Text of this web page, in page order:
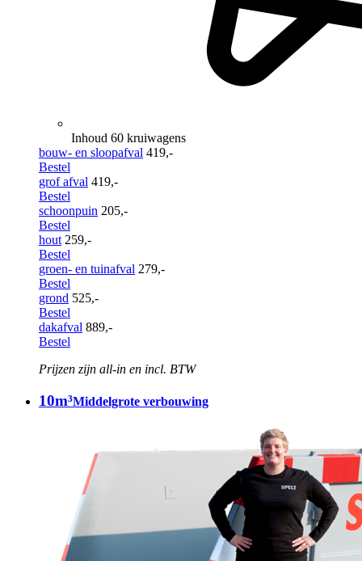
Inhoud 60 kruiwagens
bouw- en sloopafval 419,-
Bestel
grof afval 419,-
Bestel
schoonpuin 205,-
Bestel
hout 259,-
Bestel
groen- en tuinafval 279,-
Bestel
grond 525,-
Bestel
dakafval 889,-
Bestel
Prijzen zijn all-in en incl. BTW
10m³Middelgrote verbouwing